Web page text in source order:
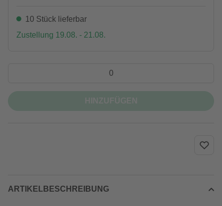
10 Stück lieferbar
Zustellung 19.08. - 21.08.
ARTIKELBESCHREIBUNG